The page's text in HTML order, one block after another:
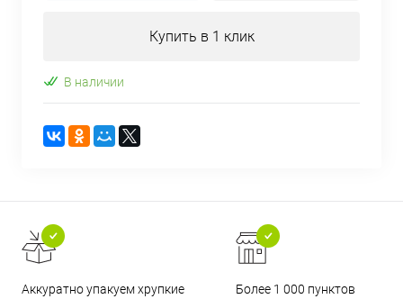
Купить в 1 клик
В наличии
Аккуратно упакуем хрупкие
Более 1 000 пунктов